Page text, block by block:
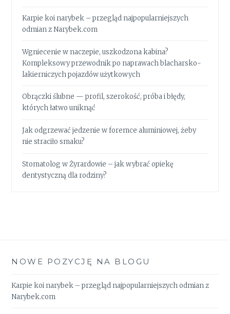
Karpie koi narybek – przegląd najpopularniejszych
odmian z Narybek.com
Wgniecenie w naczepie, uszkodzona kabina?
Kompleksowy przewodnik po naprawach blacharsko-
lakierniczych pojazdów użytkowych
Obrączki ślubne — profil, szerokość, próba i błędy,
których łatwo uniknąć
Jak odgrzewać jedzenie w foremce aluminiowej, żeby
nie straciło smaku?
Stomatolog w Żyrardowie – jak wybrać opiekę
dentystyczną dla rodziny?
NOWE POZYCJĘ NA BLOGU
Karpie koi narybek – przegląd najpopularniejszych odmian z
Narybek.com